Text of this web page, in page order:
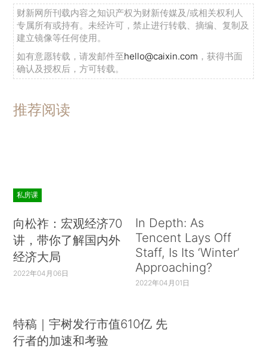
财新网所刊载内容之知识产权为财新传媒及/或相关权利人
专属所有或持有。未经许可，禁止进行转载、摘编、复制及
建立镜像等任何使用。
如有意愿转载，请发邮件至hello@caixin.com ，获得书面
确认及授权后，方可转载。
推荐阅读
私房课
向松祚：宏观经济70
讲，带你了解国内外
经济大局
2022年04月06日
In Depth: As
Tencent Lays Off
Staff, Is Its ‘Winter’
Approaching?
2022年04月01日
特稿｜宇树发行市值610亿 先
行者的加速和考验